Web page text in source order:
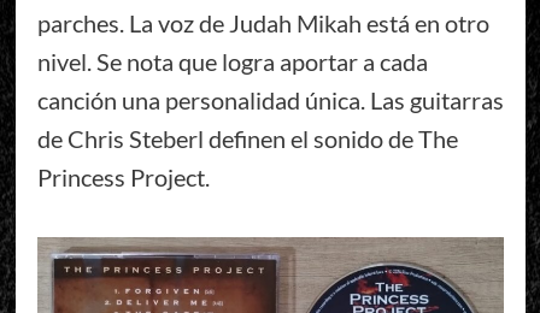
parches. La voz de Judah Mikah está en otro
nivel. Se nota que logra aportar a cada
canción una personalidad única. Las guitarras
de Chris Steberl definen el sonido de The
Princess Project.